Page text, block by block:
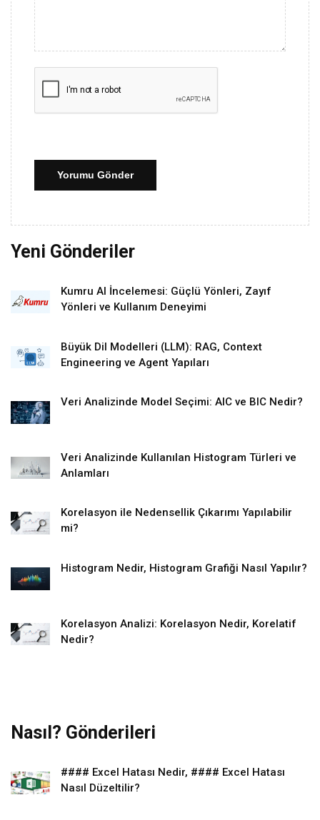
Yorumu Gönder
Yeni Gönderiler
Kumru AI İncelemesi: Güçlü Yönleri, Zayıf
Yönleri ve Kullanım Deneyimi
Büyük Dil Modelleri (LLM): RAG, Context
Engineering ve Agent Yapıları
Veri Analizinde Model Seçimi: AIC ve BIC Nedir?
Veri Analizinde Kullanılan Histogram Türleri ve
Anlamları
Korelasyon ile Nedensellik Çıkarımı Yapılabilir
mi?
Histogram Nedir, Histogram Grafiği Nasıl Yapılır?
Korelasyon Analizi: Korelasyon Nedir, Korelatif
Nedir?
Nasıl? Gönderileri
#### Excel Hatası Nedir, #### Excel Hatası
Nasıl Düzeltilir?